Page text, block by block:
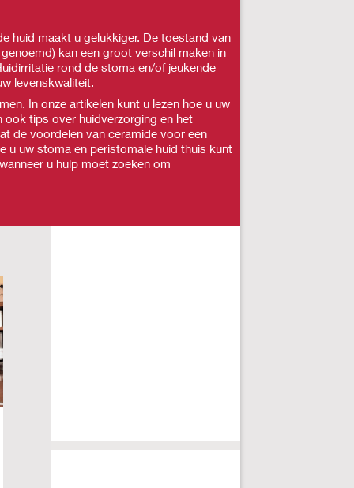
huid maakt u gelukkiger. De toestand van
kan een groot verschil maken in
rond de stoma en/of jeukende
levenskwaliteit.
In onze artikelen kunt u lezen hoe u uw
ook tips over huidverzorging en het
de voordelen van ceramide voor een
u uw stoma en peristomale huid thuis kunt
u hulp moet zoeken om